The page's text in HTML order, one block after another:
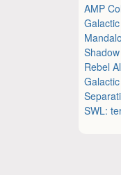
AMP
Rebel
SWL: